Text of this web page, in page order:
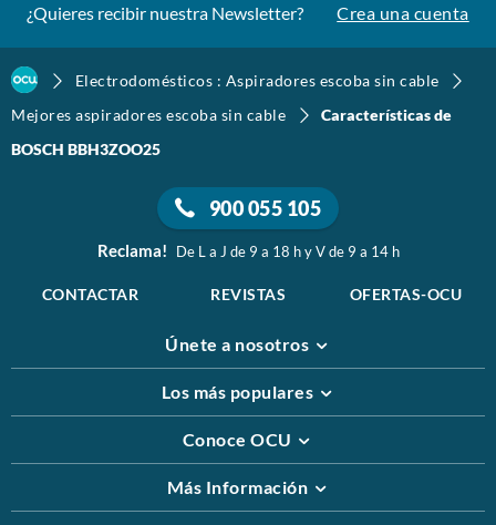
¿Quieres recibir nuestra Newsletter? Crea una cuenta
Electrodomésticos : Aspiradores escoba sin cable
Mejores aspiradores escoba sin cable
Características de
BOSCH BBH3ZOO25
900 055 105
Reclama! De L a J de 9 a 18 h y V de 9 a 14 h
CONTACTAR REVISTAS OFERTAS-OCU
Únete a nosotros
Los más populares
Conoce OCU
Más Información